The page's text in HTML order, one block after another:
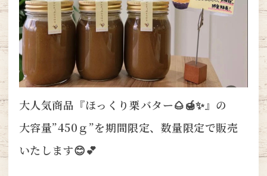
大人気商品『ほっくり栗バター🌰🍯✨』の
大容量”450ｇ”を期間限定、数量限定で販売
いたします😊💕